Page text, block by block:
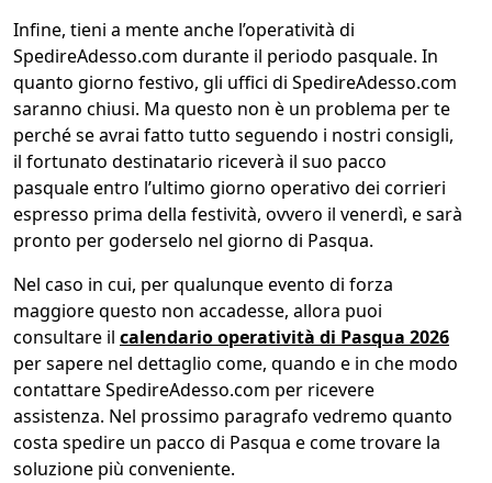
Infine, tieni a mente anche l’operatività di
SpedireAdesso.com durante il periodo pasquale. In
quanto giorno festivo, gli uffici di SpedireAdesso.com
saranno chiusi. Ma questo non è un problema per te
perché se avrai fatto tutto seguendo i nostri consigli,
il fortunato destinatario riceverà il suo pacco
pasquale entro l’ultimo giorno operativo dei corrieri
espresso prima della festività, ovvero il venerdì, e sarà
pronto per goderselo nel giorno di Pasqua.
Nel caso in cui, per qualunque evento di forza
maggiore questo non accadesse, allora puoi
consultare il calendario operatività di Pasqua 2026
per sapere nel dettaglio come, quando e in che modo
contattare SpedireAdesso.com per ricevere
assistenza. Nel prossimo paragrafo vedremo quanto
costa spedire un pacco di Pasqua e come trovare la
soluzione più conveniente.